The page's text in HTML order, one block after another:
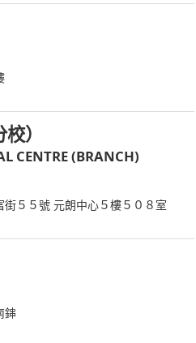
）
CENTRE (BRANCH)
５５號 元朗中心５樓５０８室
鋛